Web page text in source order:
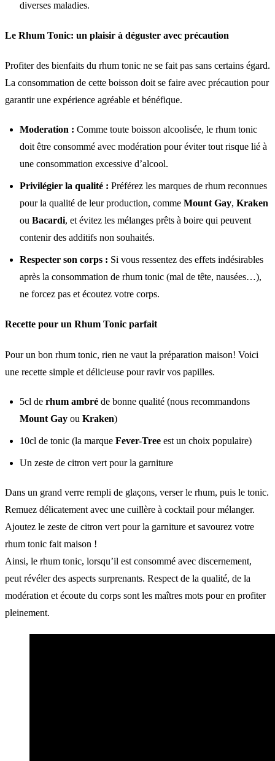
diverses maladies.
Le Rhum Tonic: un plaisir à déguster avec précaution
Profiter des bienfaits du rhum tonic ne se fait pas sans certains égard.
La consommation de cette boisson doit se faire avec précaution pour
garantir une expérience agréable et bénéfique.
Moderation : Comme toute boisson alcoolisée, le rhum tonic
doit être consommé avec modération pour éviter tout risque lié à
une consommation excessive d’alcool.
Privilégier la qualité : Préférez les marques de rhum reconnues
pour la qualité de leur production, comme Mount Gay, Kraken
ou Bacardi, et évitez les mélanges prêts à boire qui peuvent
contenir des additifs non souhaités.
Respecter son corps : Si vous ressentez des effets indésirables
après la consommation de rhum tonic (mal de tête, nausées…),
ne forcez pas et écoutez votre corps.
Recette pour un Rhum Tonic parfait
Pour un bon rhum tonic, rien ne vaut la préparation maison! Voici
une recette simple et délicieuse pour ravir vos papilles.
5cl de rhum ambré de bonne qualité (nous recommandons
Mount Gay ou Kraken)
10cl de tonic (la marque Fever-Tree est un choix populaire)
Un zeste de citron vert pour la garniture
Dans un grand verre rempli de glaçons, verser le rhum, puis le tonic.
Remuez délicatement avec une cuillère à cocktail pour mélanger.
Ajoutez le zeste de citron vert pour la garniture et savourez votre
rhum tonic fait maison !
Ainsi, le rhum tonic, lorsqu’il est consommé avec discernement,
peut révéler des aspects surprenants. Respect de la qualité, de la
modération et écoute du corps sont les maîtres mots pour en profiter
pleinement.